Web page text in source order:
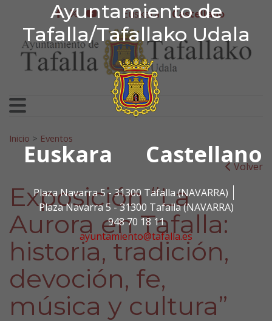
Ayuntamiento de
Tafalla/Tafallako Udala
Euskara Castellano
Plaza Navarra 5 - 31300 Tafalla (NAVARRA)
Plaza Navarra 5 - 31300 Tafalla (NAVARRA)
948 70 18 11
ayuntamiento@tafalla.es
Ir al contenido
Ayuntamiento de
facebook
twitter
youtube
Euskera Castellano
Search for:
Inicio > Eventos
Volver
Exposición “La
Aurora en Tafalla:
historia, tradición,
devoción, fe,
música y cultura”